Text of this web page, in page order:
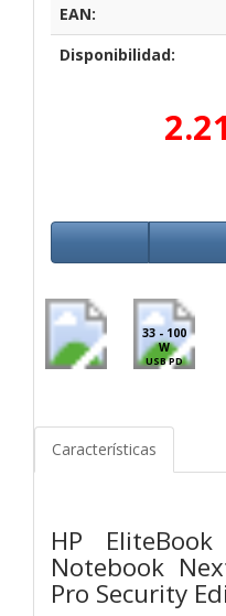
EAN:
Disponibilidad:
33 - 100
W
USB PD
Características
HP
Notebook
Pro Security